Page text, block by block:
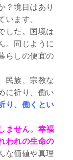
？境目はあり
います。
した。国境は
。同じように
らしの便宜の
民族、宗教な
に祈り、働い
り、働くとい
ません。幸福
われの生命の
な価値や真理